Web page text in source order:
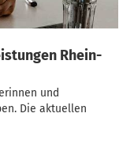
Rhein-
und
Die aktuellen